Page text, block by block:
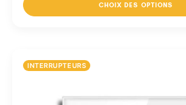
CHOIX DES OPTIONS
INTERRUPTEURS